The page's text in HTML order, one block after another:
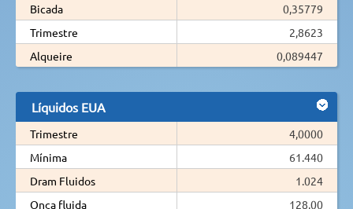
Bicada
0,35779
Trimestre
2,8623
Alqueire
0,089447
Líquidos EUA
Trimestre
4,0000
Mínima
61.440
Dram Fluidos
1.024
Onça fluida
128,00